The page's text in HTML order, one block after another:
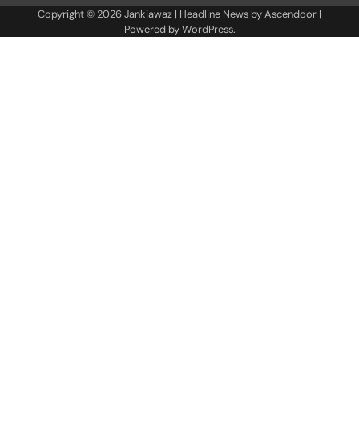
Copyright © 2026Jankiawaz | Headline News byAscendoor |
Powered byWordPress.